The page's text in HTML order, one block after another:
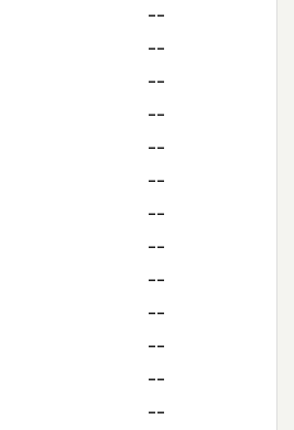
--
--
--
--
--
--
--
--
--
--
--
--
--